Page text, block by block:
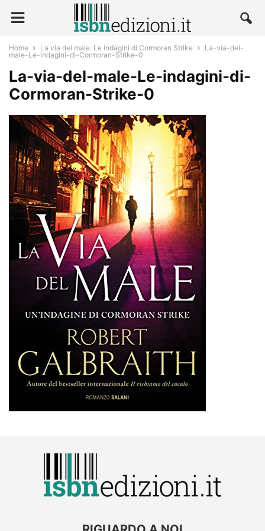
Home La via del male: Le indagini di Cormoran Strike
La-via-del-
male-Le-indagini-di-Cormoran-Strike-0
La-via-del-male-Le-indagini-di-
Cormoran-Strike-0